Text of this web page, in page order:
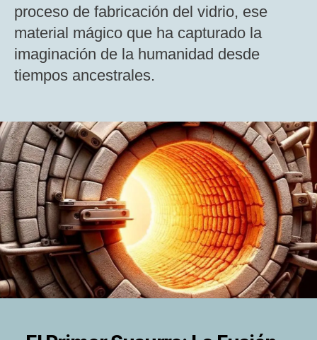
proceso de fabricación del vidrio, ese
material mágico que ha capturado la
imaginación de la humanidad desde
tiempos ancestrales.